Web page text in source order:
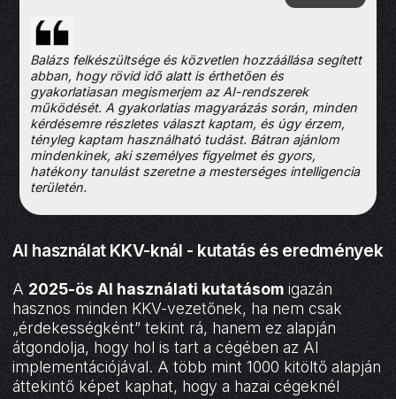
Balázs felkészültsége és közvetlen hozzáállása segített
abban, hogy rövid idő alatt is érthetően és
gyakorlatiasan megismerjem az AI-rendszerek
működését. A gyakorlatias magyarázás során, minden
kérdésemre részletes választ kaptam, és úgy érzem,
tényleg kaptam használható tudást. Bátran ajánlom
mindenkinek, aki személyes figyelmet és gyors,
hatékony tanulást szeretne a mesterséges intelligencia
területén.
AI használat KKV-knál - kutatás és eredmények
A 2025-ös AI használati kutatásom igazán
hasznos minden KKV-vezetőnek, ha nem csak
„érdekességként” tekint rá, hanem ez alapján
átgondolja, hogy hol is tart a cégében az AI
implementációjával. A több mint 1000 kitöltő alapján
áttekintő képet kaphat, hogy a hazai cégeknél